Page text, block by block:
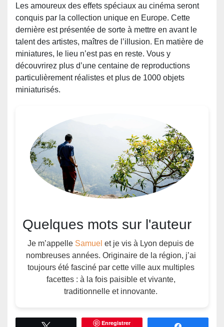
Les amoureux des effets spéciaux au cinéma seront
conquis par la collection unique en Europe. Cette
dernière est présentée de sorte à mettre en avant le
talent des artistes, maîtres de l’illusion. En matière de
miniatures, le lieu n’est pas en reste. Vous y
découvrirez plus d’une centaine de reproductions
particulièrement réalistes et plus de 1000 objets
miniaturisés.
Quelques mots sur l'auteur
Je m’appelle Samuel et je vis à Lyon depuis de
nombreuses années. Originaire de la région, j’ai
toujours été fasciné par cette ville aux multiples
facettes : à la fois paisible et vivante,
traditionnelle et innovante.
Enregistrer